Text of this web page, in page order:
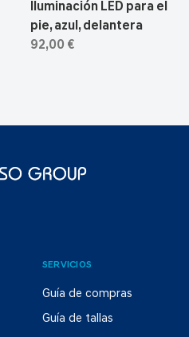
Iluminación LED para el
pie, azul, delantera
92,00 €
SERVICIOS
Guía de compras
Guía de tallas